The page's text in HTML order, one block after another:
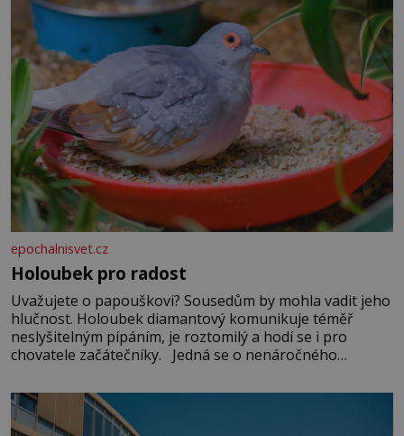
epochalnisvet.cz
Holoubek pro radost
Uvažujete o papouškovi? Sousedům by mohla vadit jeho
hlučnost. Holoubek diamantový komunikuje téměř
neslyšitelným pípáním, je roztomilý a hodí se i pro
chovatele začátečníky. Jedná se o nenáročného
času tráví na zemi, kde sbírá zbytky semínek Jeho
domovinou je prakticky celá Austrálie s výjimkou
pobřežní oblasti.